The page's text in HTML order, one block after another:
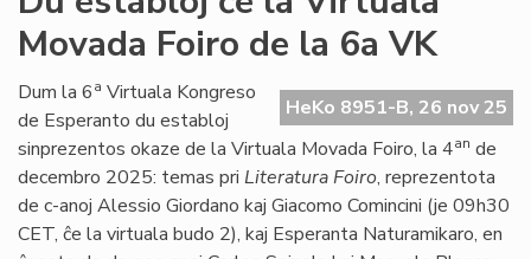
de
Foruma
rezolucio
pri
la
Oka
de
Marto
Movada Foiro de la 6a VK
HeKo 8951-B, 26 nov 25
Dum la 6a Virtuala Kongreso
de Esperanto du establoj
sinprezentos okaze de la Virtuala Movada Foiro, la 4an de
decembro 2025: temas pri Literatura Foiro, reprezentota
de c-anoj Alessio Giordano kaj Giacomo Comincini (je 09h30
CET, ĉe la virtuala budo 2), kaj Esperanta Naturamikaro, en